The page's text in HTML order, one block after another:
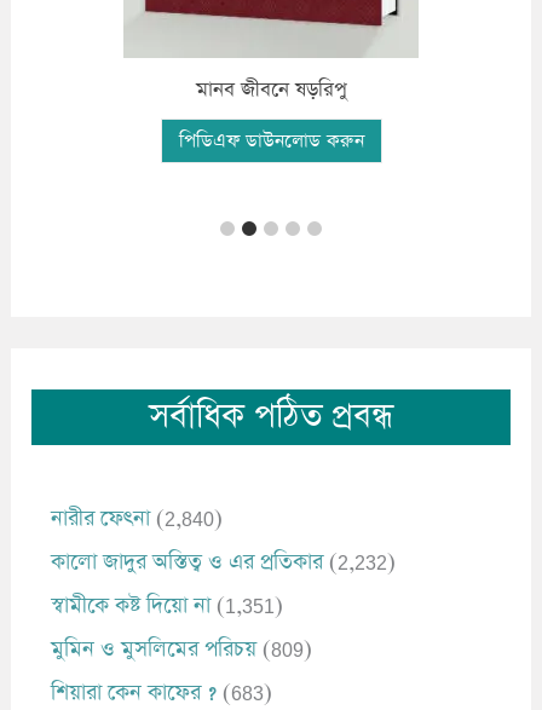
ফযীলতপূর্ন দো’আ ও যিকির
পিডিএফ ডাউনলোড করুন
সর্বাধিক পঠিত প্রবন্ধ
নারীর ফেৎনা (2,840)
কালো জাদুর অস্তিত্ব ও এর প্রতিকার (2,232)
স্বামীকে কষ্ট দিয়ো না (1,351)
মুমিন ও মুসলিমের পরিচয় (809)
শিয়ারা কেন কাফের ? (683)